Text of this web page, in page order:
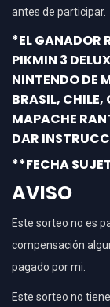
antes de participar.
*EL GANADOR
PIKMIN 3
NINTENDO DE
BRASIL, CHILE,
MAPACHE
DAR
**FECHA
AVISO
Este sorteo no es
compensación
pagado por mi.
Este sorteo no